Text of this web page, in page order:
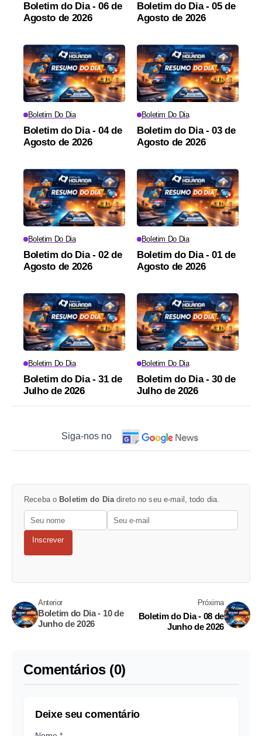
Boletim do Dia - 06 de
Agosto de 2026
Boletim do Dia - 05 de
Agosto de 2026
Boletim Do Dia
Boletim do Dia - 04 de
Agosto de 2026
Boletim Do Dia
Boletim do Dia - 03 de
Agosto de 2026
Boletim Do Dia
Boletim do Dia - 02 de
Agosto de 2026
Boletim Do Dia
Boletim do Dia - 01 de
Agosto de 2026
Boletim Do Dia
Boletim do Dia - 31 de
Julho de 2026
Boletim Do Dia
Boletim do Dia - 30 de
Julho de 2026
Siga-nos no
Receba o Boletim do Dia direto no seu e-mail, todo dia.
Inscrever
Anterior
Boletim do Dia - 10 de
Junho de 2026
Próxima
Boletim do Dia - 08 de
Junho de 2026
Comentários (0)
Deixe seu comentário